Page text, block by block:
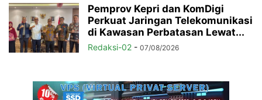
Pemprov Kepri dan KomDigi
Perkuat Jaringan Telekomunikasi
di Kawasan Perbatasan Lewat...
Redaksi-02 - 07/08/2026